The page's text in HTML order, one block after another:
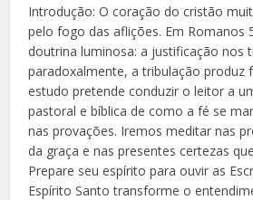
Introdução: O coração do cristão
pelo fogo das aflições. Em Romanos
doutrina luminosa: a justificação nos
paradoxalmente, a tribulação produz
estudo pretende conduzir o leitor a
pastoral e bíblica de como a fé se
nas provações. Iremos meditar nas
da graça e nas presentes certezas
Prepare seu espírito para ouvir as
Espírito Santo transforme o